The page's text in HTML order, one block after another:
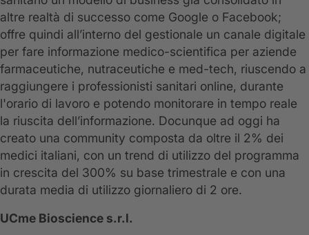
altre realtà di successo come Google o Facebook;
offre quindi all’interno del gestionale un canale digitale
per fare informazione medico-scientifica per aziende
farmaceutiche, nutraceutiche e med-tech, riuscendo a
raggiungere i professionisti sanitari online, durante
l'orario di lavoro e potendo monitorare in tempo reale
la riuscita dell’informazione. Docunque ad oggi ha
creato una community composta da oltre il 2% dei
medici italiani, con un trend di utilizzo del programma
in crescita del 300% su base trimestrale e con una
durata media di utilizzo giornaliero di 2 ore.
UCme Bioscience s.r.l.